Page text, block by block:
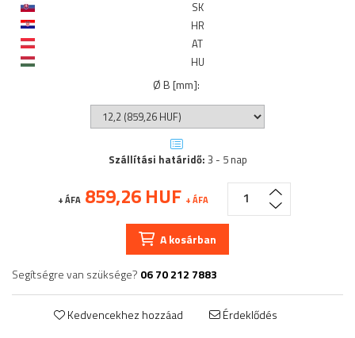
SK
HR
AT
HU
Ø B [mm]:
Szállítási határidő: 3 - 5 nap
+ ÁFA 859,26 HUF + ÁFA
A kosárban
Segítségre van szüksége? 06 70 212 7883
Kedvencekhez hozzáad Érdeklődés